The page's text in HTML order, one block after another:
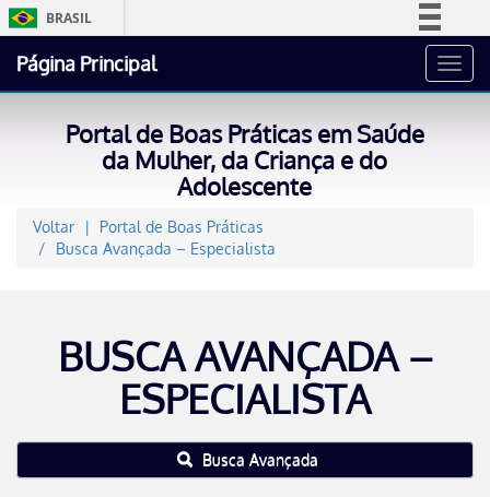
BRASIL
Acesso à informação
Página Principal
Portal de Boas Práticas em Saúde
da Mulher, da Criança e do
Adolescente
Voltar
Portal de Boas Práticas
Busca Avançada – Especialista
BUSCA AVANÇADA –
ESPECIALISTA
Busca Avançada